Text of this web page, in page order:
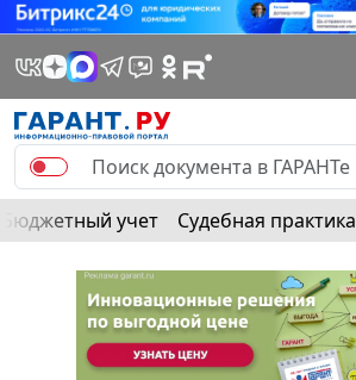
Бюджетный учет Судебная практика